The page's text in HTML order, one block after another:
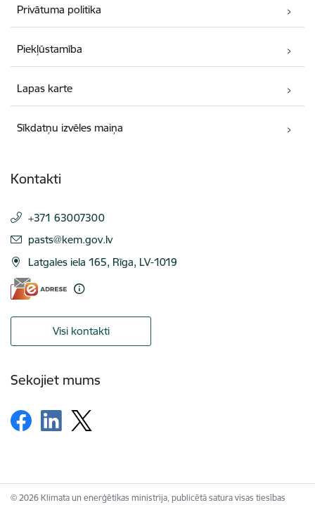
Privātuma politika
Piekļūstamība
Lapas karte
Sīkdatņu izvēles maiņa
Kontakti
+371 63007300
E-pasts:
pasts@kem.gov.lv
Latgales iela 165, Rīga, LV-1019
Visi kontakti
Sekojiet mums
© 2026 Klimata un enerģētikas ministrija, publicētā satura visas tiesības